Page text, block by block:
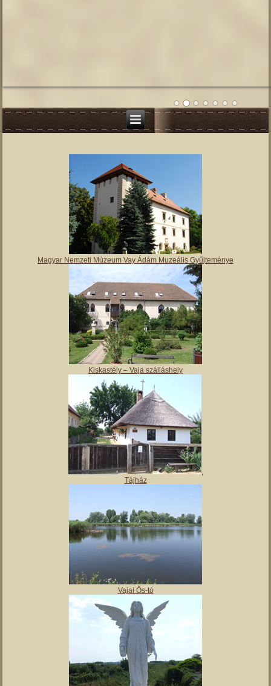
Magyar Nemzeti Múzeum Vay Ádám Muzeális Gyűjteménye
Kiskastély – Vaja szálláshely
,
Tájház
Vajai Ős-tó